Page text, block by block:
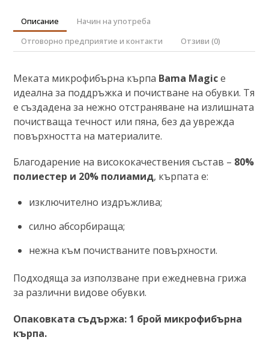
Описание
Начин на употреба
Отговорно предприятие и контакти
Отзиви (0)
Меката микрофибърна кърпа Bama Magicе
идеална за поддръжка и почистване на обувки. Тя
е създадена за нежно отстраняване на излишната
почистваща течност или пяна, без да уврежда
повърхността на материалите.
Благодарение на висококачествения състав – 80%
полиестер и 20% полиамид, кърпата е:
изключително издръжлива;
силно абсорбираща;
нежна към почистваните повърхности.
Подходяща за използване при ежедневна грижа
за различни видове обувки.
Опаковката съдържа: 1 брой микрофибърна
кърпа.